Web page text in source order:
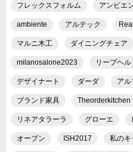
フレックスフォルム アンビエ
ambiente アルテック
マルニ木工 ダイニングチェア
milanosalone2023 リープヘル
デザイナート ダーダ アル
ブランド家具 Theorderkitchen
リネアタラーラ グローエ
オーブン ISH2017 私のキ